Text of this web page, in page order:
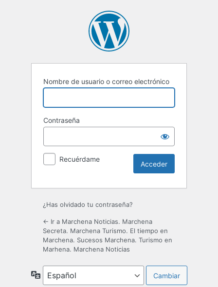
Nombre de usuario o correo electrónico
Contraseña
Recuérdame
¿Has olvidado tu contraseña?
← Ir a Marchena Noticias. Marchena
Secreta. Marchena Turismo. El tiempo en
Marchena. Sucesos Marchena. Turismo en
Marhena. Marchena Noticias
Idioma